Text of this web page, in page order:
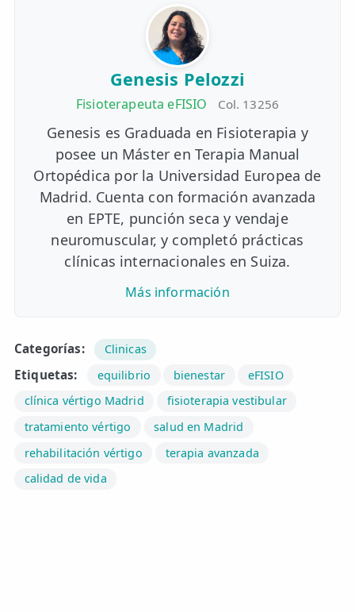
Genesis Pelozzi
Fisioterapeuta eFISIO Col. 13256
Genesis es Graduada en Fisioterapia y
posee un Máster en Terapia Manual
Ortopédica por la Universidad Europea de
Madrid. Cuenta con formación avanzada
en EPTE, punción seca y vendaje
neuromuscular, y completó prácticas
clínicas internacionales en Suiza.
Más información
Categorías: Clinicas
Etiquetas: equilibrio bienestar
eFISIO
clínica vértigo Madrid
fisioterapia vestibular
tratamiento vértigo
salud en Madrid
rehabilitación vértigo
terapia avanzada
calidad de vida